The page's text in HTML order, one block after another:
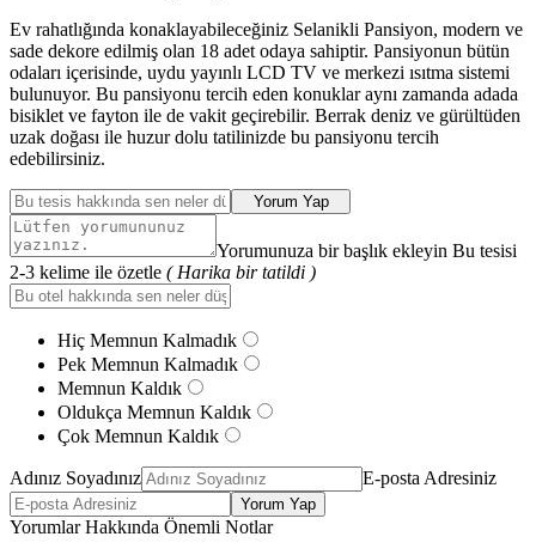
Ev rahatlığında konaklayabileceğiniz Selanikli Pansiyon, modern ve
sade dekore edilmiş olan 18 adet odaya sahiptir. Pansiyonun bütün
odaları içerisinde, uydu yayınlı LCD TV ve merkezi ısıtma sistemi
bulunuyor. Bu pansiyonu tercih eden konuklar aynı zamanda adada
bisiklet ve fayton ile de vakit geçirebilir. Berrak deniz ve gürültüden
uzak doğası ile huzur dolu tatilinizde bu pansiyonu tercih
edebilirsiniz.
Yorum Yap
Yorumunuza bir başlık ekleyin Bu tesisi
2-3 kelime ile özetle ( Harika bir tatildi )
Hiç Memnun Kalmadık
Pek Memnun Kalmadık
Memnun Kaldık
Oldukça Memnun Kaldık
Çok Memnun Kaldık
Adınız Soyadınız E-posta Adresiniz
Yorum Yap
Yorumlar Hakkında Önemli Notlar